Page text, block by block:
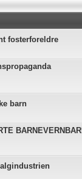
fosterforeldre
barn